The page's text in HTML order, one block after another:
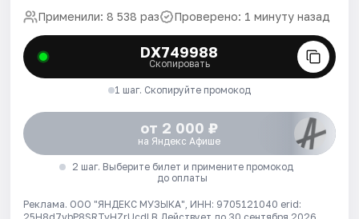
Применили: 8 538 раз Проверено: 1 минуту назад
DX749988
Скопировать
1 шаг. Скопируйте промокод
от 2 000 ₽
на Яндекс Афише
2 шаг. Выберите билет и примените промокод
до оплаты
Реклама. ООО "ЯНДЕКС МУЗЫКА", ИНН: 9705121040 erid: